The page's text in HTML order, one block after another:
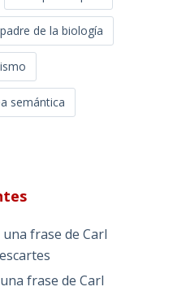
padre de la biología
semántica
frase de Carl
frase de Carl